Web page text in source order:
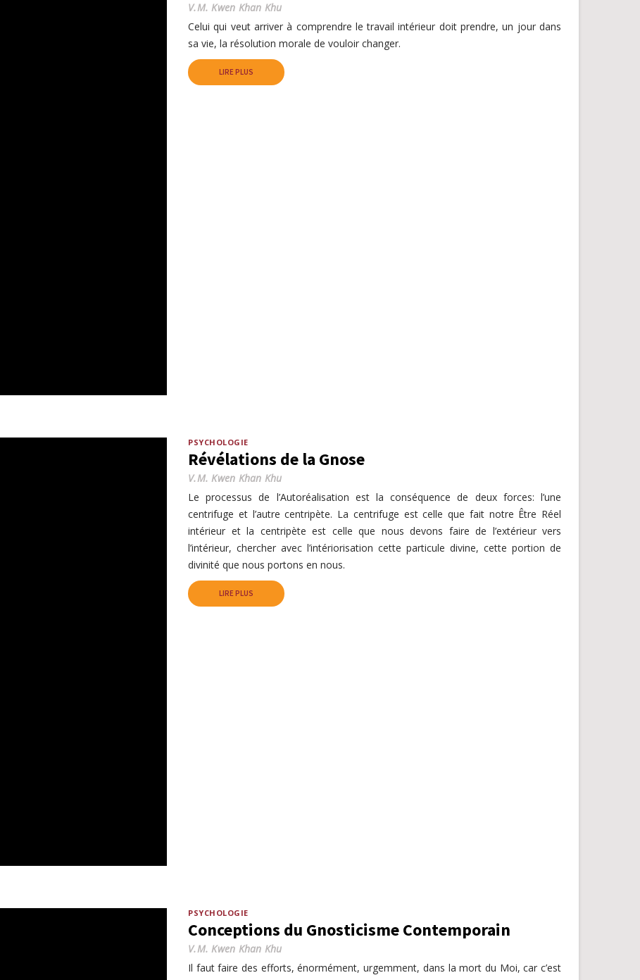
V.M. Kwen Khan Khu
Celui qui veut arriver à comprendre le travail intérieur doit prendre, un jour dans
sa vie, la résolution morale de vouloir changer.
LIRE PLUS
PSYCHOLOGIE
Révélations de la Gnose
V.M. Kwen Khan Khu
Le processus de l’Autoréalisation est la conséquence de deux forces: l’une
centrifuge et l’autre centripète. La centrifuge est celle que fait notre Être Réel
intérieur et la centripète est celle que nous devons faire de l’extérieur vers
l’intérieur, chercher avec l’intériorisation cette particule divine, cette portion de
divinité que nous portons en nous.
LIRE PLUS
PSYCHOLOGIE
Conceptions du Gnosticisme Contemporain
V.M. Kwen Khan Khu
Il faut faire des efforts, énormément, urgemment, dans la mort du Moi, car c’est